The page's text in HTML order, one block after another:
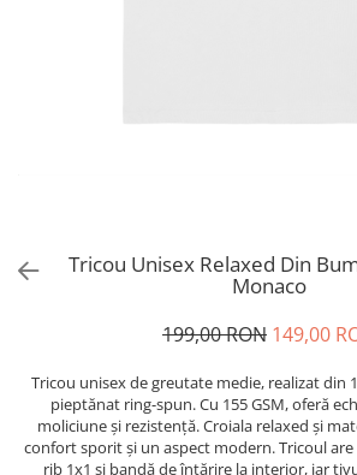
Tricou Unisex Relaxed Din
Monaco
199,00 RON 149,00
Tricou unisex de greutate medie, realizat din
pieptănat ring-spun. Cu 155 GSM, oferă
moliciune și rezistență. Croiala relaxed și
confort sporit și un aspect modern. Tricoul are
rib 1x1 și bandă de întărire la interior, iar